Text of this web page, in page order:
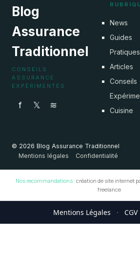
Blog
Assurance
Traditionnel
CONSEILS
ASSURANCE
EXPÉRIMENTÉS
f 𝕏 ≋
News
Guides
Pratiques
Articles
Conseils
Cuisine
© 2026 Blog Assurance Traditionnel
Mentions légales
Confidentialité
Nos recommandations : création de site internet
freelance
Mentions Légales · CGV